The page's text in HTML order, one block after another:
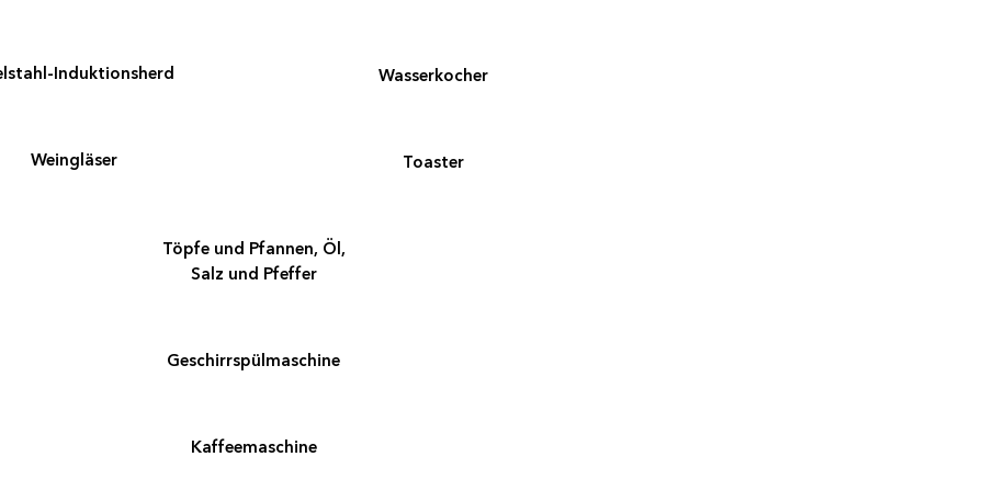
Induktionsherd
Weingläser
Wasserkocher
Toaster
Töpfe und Pfannen, Öl,
Salz und Pfeffer
Ge­schirr­spül­ma­schi­ne
Kaffeemaschine